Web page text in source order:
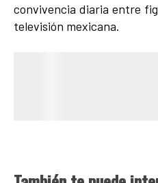
convivencia diaria entre
televisión mexicana.